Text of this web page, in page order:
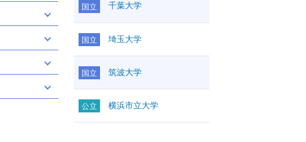
国立 千葉大学
国立 埼玉大学
国立 筑波大学
公立 横浜市立大学